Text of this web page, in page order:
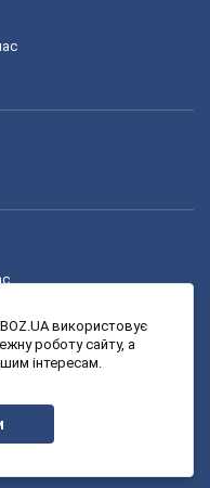
використовує
роботу сайту, а
інтересам.